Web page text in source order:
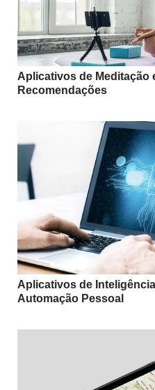
Aplicativos de Meditação
Recomendações
Aplicativos de
Automação Pessoal